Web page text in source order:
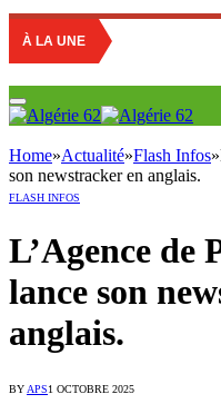
À LA UNE
Home»Actualité»Flash Infos»
son newstracker en anglais.
FLASH INFOS
L’Agence de
lance son
anglais.
BYAPS1 OCTOBRE 2025